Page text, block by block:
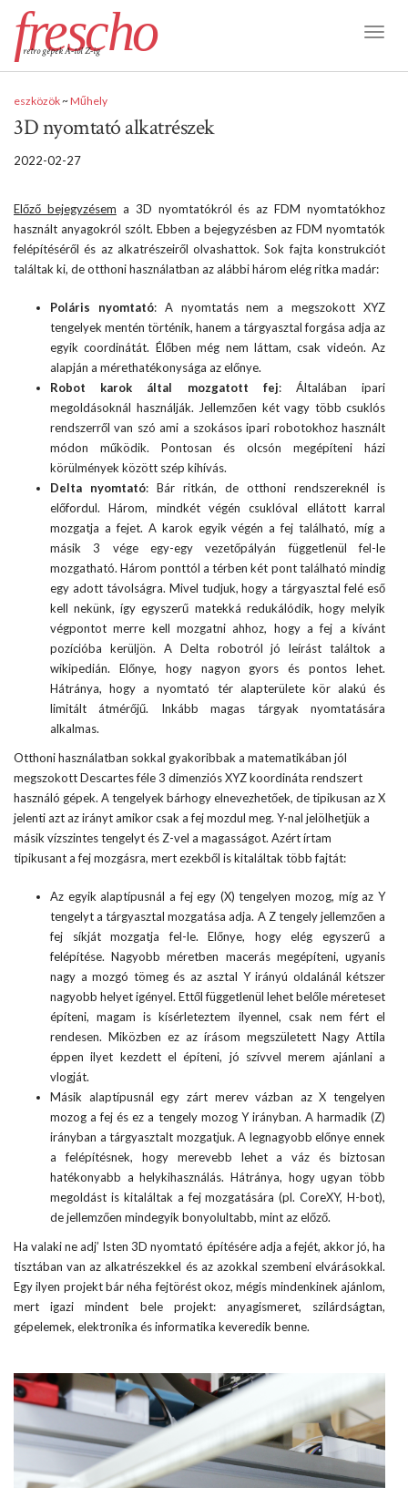
frescho
retro gépek A-tól Z-ig
eszközök~Műhely
3D nyomtató alkatrészek
2022-02-27
Előző bejegyzésem a 3D nyomtatókról és az FDM nyomtatókhoz
használt anyagokról szólt. Ebben a bejegyzésben az FDM nyomtatók
felépítéséről és az alkatrészeiről olvashattok. Sok fajta konstrukciót
találtak ki, de otthoni használatban az alábbi három elég ritka madár:
Poláris nyomtató: A nyomtatás nem a megszokott XYZ
tengelyek mentén történik, hanem a tárgyasztal forgása adja az
egyik coordinátát. Élőben még nem láttam, csak videón. Az
alapján a mérethatékonysága az előnye.
Robot karok által mozgatott fej: Általában ipari
megoldásoknál használják. Jellemzően két vagy több csuklós
rendszerről van szó ami a szokásos ipari robotokhoz használt
módon működik. Pontosan és olcsón megépíteni házi
körülmények között szép kihívás.
Delta nyomtató: Bár ritkán, de otthoni rendszereknél is
előfordul. Három, mindkét végén csuklóval ellátott karral
mozgatja a fejet. A karok egyik végén a fej található, míg a
másik 3 vége egy-egy vezetőpályán függetlenül fel-le
mozgatható. Három ponttól a térben két pont található mindig
egy adott távolságra. Mivel tudjuk, hogy a tárgyasztal felé eső
kell nekünk, így egyszerű matekká redukálódik, hogy melyik
végpontot merre kell mozgatni ahhoz, hogy a fej a kívánt
pozícióba kerüljön. A Delta robotról jó leírást találtok a
wikipedián. Előnye, hogy nagyon gyors és pontos lehet.
Hátránya, hogy a nyomtató tér alapterülete kör alakú és
limitált átmérőjű. Inkább magas tárgyak nyomtatására
alkalmas.
Otthoni használatban sokkal gyakoribbak a matematikában jól
megszokott Descartes féle 3 dimenziós XYZ koordináta rendszert
használó gépek. A tengelyek bárhogy elnevezhetőek, de tipikusan az X
jelenti azt az irányt amikor csak a fej mozdul meg. Y-nal jelölhetjük a
másik vízszintes tengelyt és Z-vel a magasságot. Azért írtam
tipikusant a fej mozgásra, mert ezekből is kitaláltak több fajtát:
Az egyik alaptípusnál a fej egy (X) tengelyen mozog, míg az Y
tengelyt a tárgyasztal mozgatása adja. A Z tengely jellemzően a
fej síkját mozgatja fel-le. Előnye, hogy elég egyszerű a
felépítése. Nagyobb méretben macerás megépíteni, ugyanis
nagy a mozgó tömeg és az asztal Y irányú oldalánál kétszer
nagyobb helyet igényel. Ettől függetlenül lehet belőle méreteset
építeni, magam is kísérleteztem ilyennel, csak nem fért el
rendesen. Miközben ez az írásom megszületett Nagy Attila
éppen ilyet kezdett el építeni, jó szívvel merem ajánlani a
vlogját.
Másik alaptípusnál egy zárt merev vázban az X tengelyen
mozog a fej és ez a tengely mozog Y irányban. A harmadik (Z)
irányban a tárgyasztalt mozgatjuk. A legnagyobb előnye ennek
a felépítésnek, hogy merevebb lehet a váz és biztosan
hatékonyabb a helykihasználás. Hátránya, hogy ugyan több
megoldást is kitaláltak a fej mozgatására (pl.CoreXY, H-bot),
de jellemzően mindegyik bonyolultabb, mint az előző.
Ha valaki ne adj’ Isten 3D nyomtató építésére adja a fejét, akkor jó, ha
tisztában van az alkatrészekkel és az azokkal szembeni elvárásokkal.
Egy ilyen projekt bár néha fejtörést okoz, mégis mindenkinek ajánlom,
mert igazi mindent bele projekt: anyagismeret, szilárdságtan,
gépelemek, elektronika és informatika keveredik benne.